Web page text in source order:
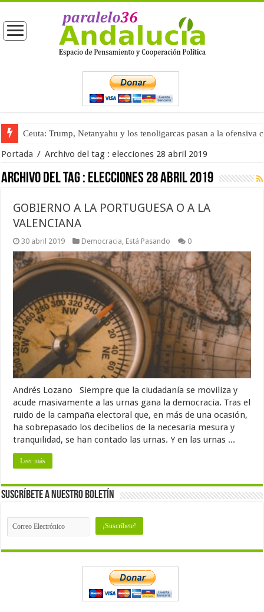
Ceuta: Trump, Netanyahu y los tenoligarcas pasan a la ofensiva
Portada / Archivo del tag :elecciones 28 abril 2019
Archivo del tag : elecciones 28 abril 2019
GOBIERNO A LA PORTUGUESA O A LA
VALENCIANA
30 abril 2019 Democracia, Está Pasando 0
Andrés Lozano Siempre que la ciudadanía se moviliza y
acude masivamente a las urnas gana la democracia. Tras el
ruido de la campaña electoral que, en más de una ocasión,
ha sobrepasado los decibelios de la necesaria mesura y
tranquilidad, se han contado las urnas. Y en las urnas ...
Leer más
Suscríbete a nuestro Boletín